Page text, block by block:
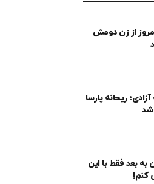
از زن دومش
ریحانه پارسا
شد
به بعد فقط با این
کنم!